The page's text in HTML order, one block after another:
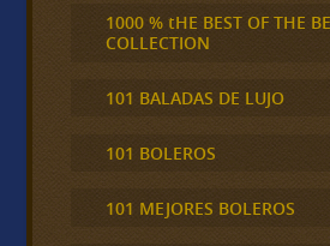
1000 % tHE BEST OF THE
COLLECTION
101 BALADAS DE LUJO
101 BOLEROS
101 MEJORES BOLEROS